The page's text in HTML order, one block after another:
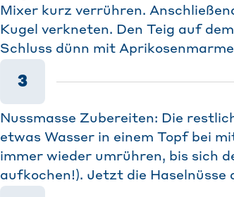
Mixer kurz verrühren.
Kugel verkneten. Den Teig auf
Schluss dünn mit
3
Nussmasse Zubereiten: Die
etwas Wasser in einem Topf bei
immer wieder umrühren, bis sich
aufkochen!). Jetzt die